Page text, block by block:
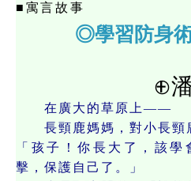
■寓言故事
◎學習防身
⊕潘文
在廣大的草原上——
長頸鹿媽媽，對小長頸
「孩子！你長大了，該
擊，保護自己了。」